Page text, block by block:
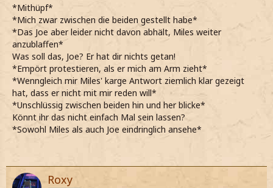
*Mithüpf*
*Mich zwar zwischen die beiden gestellt habe*
*Das Joe aber leider nicht davon abhält, Miles weiter
anzublaffen*
Was soll das, Joe? Er hat dir nichts getan!
*Empört protestieren, als er mich am Arm zieht*
*Wenngleich mir Miles' karge Antwort ziemlich klar gezeigt
hat, dass er nicht mit mir reden will*
*Unschlüssig zwischen beiden hin und her blicke*
Könnt ihr das nicht einfach Mal sein lassen?
*Sowohl Miles als auch Joe eindringlich ansehe*
Roxy